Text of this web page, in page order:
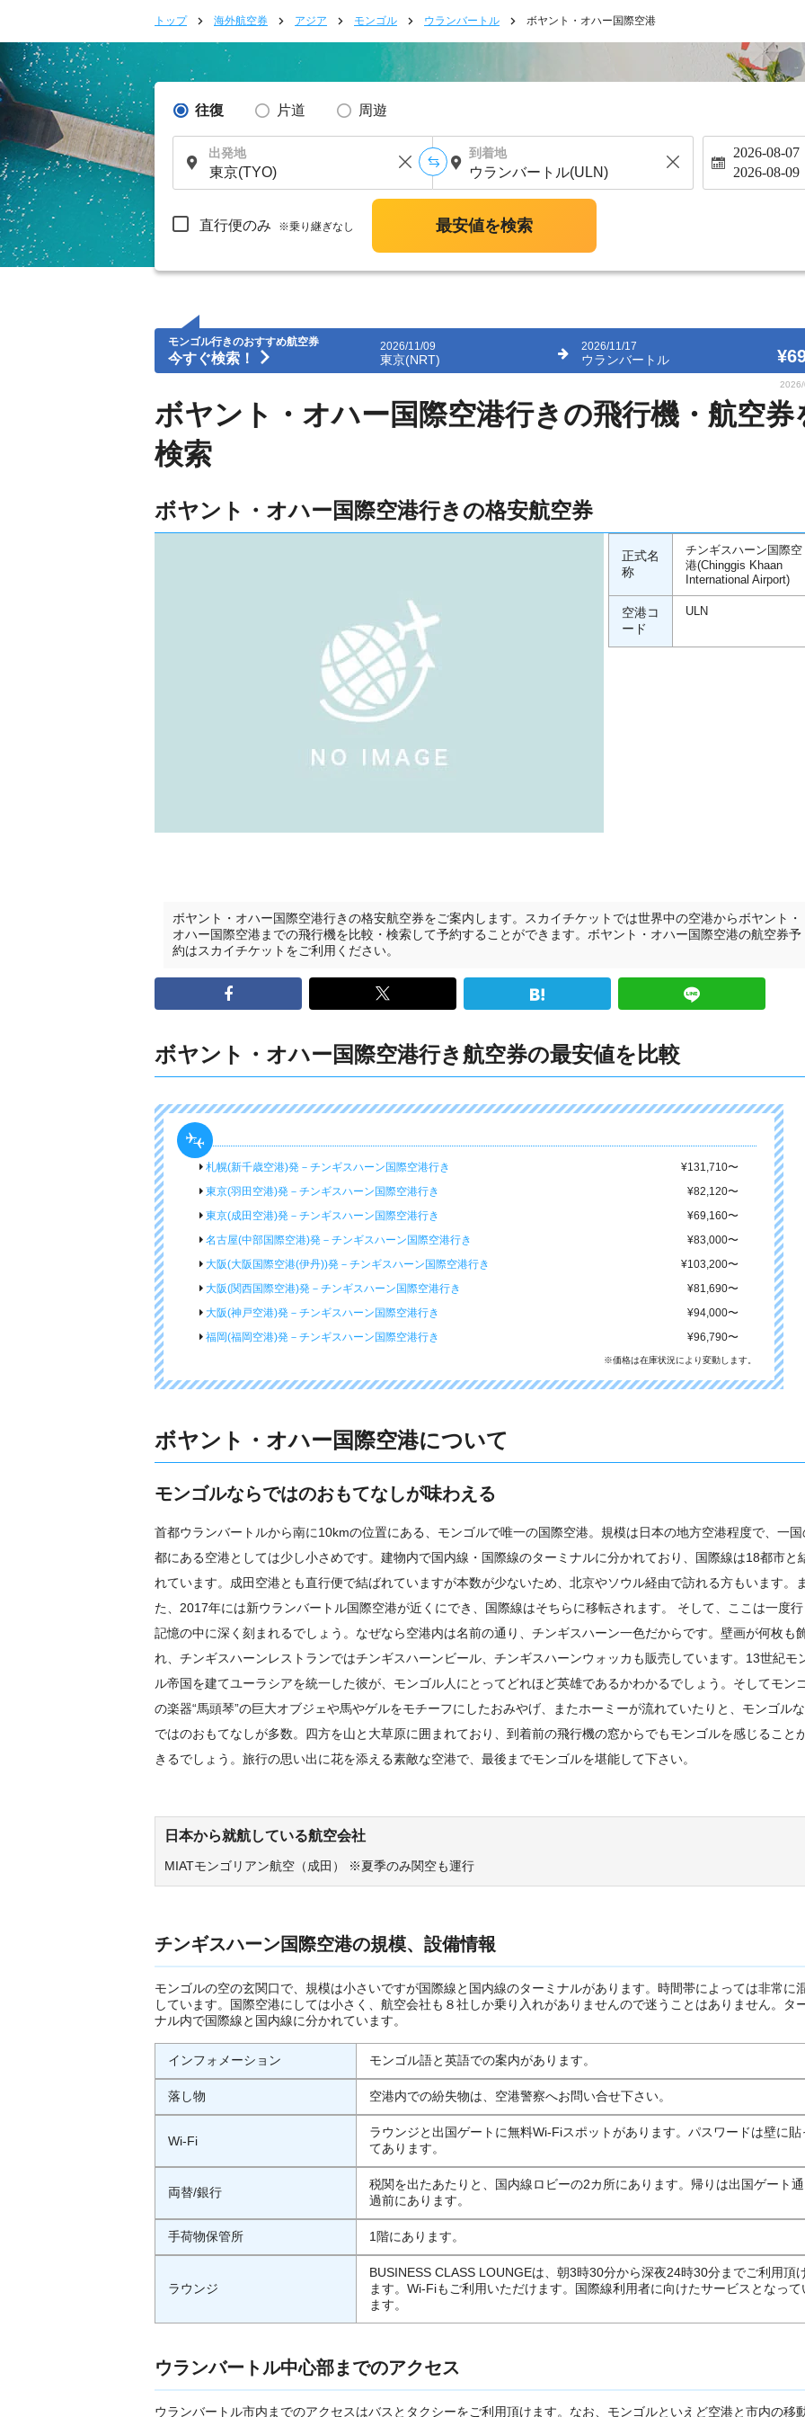
トップ 海外航空券 アジア モンゴル ウランバートル ボヤント・オハー国際空港
往復 片道 周遊
出発地 到着地 2026-08-07
2026-08-09
直行便のみ ※乗り継ぎなし 最安値を検索
モンゴル行きのおすすめ航空券
今すぐ検索！
2026/11/09
東京(NRT)
2026/11/17
ウランバートル
ボヤント・オハー国際空港行きの飛行機・航空券
検索
ボヤント・オハー国際空港行きの格安航空券
正式名
称
チンギスハーン国際空
港(Chinggis Khaan
International Airport)
空港コ
ード
ULN
ボヤント・オハー国際空港行きの格安航空券をご案内します。スカイチケットでは世界中の空港からボヤント・
オハー国際空港までの飛行機を比較・検索して予約することができます。ボヤント・オハー国際空港の航空券予
約はスカイチケットをご利用ください。
ボヤント・オハー国際空港行き航空券の最安値を比較
札幌(新千歳空港)発－チンギスハーン国際空港行き ¥131,710〜
東京(羽田空港)発－チンギスハーン国際空港行き
¥82,120〜
東京(成田空港)発－チンギスハーン国際空港行き
¥69,160〜
名古屋(中部国際空港)発－チンギスハーン国際空港行き
¥83,000〜
大阪(大阪国際空港(伊丹))発－チンギスハーン国際空港行き
¥103,200〜
大阪(関西国際空港)発－チンギスハーン国際空港行き
¥81,690〜
大阪(神戸空港)発－チンギスハーン国際空港行き
¥94,000〜
福岡(福岡空港)発－チンギスハーン国際空港行き
¥96,790〜
※価格は在庫状況により変動します。
ボヤント・オハー国際空港について
モンゴルならではのおもてなしが味わえる
首都ウランバートルから南に10kmの位置にある、モンゴルで唯一の国際空港。規模は日本の地方空港程度で、一国
都にある空港としては少し小さめです。建物内で国内線・国際線のターミナルに分かれており、国際線は18都市と
れています。成田空港とも直行便で結ばれていますが本数が少ないため、北京やソウル経由で訪れる方もいます。ま
た、2017年には新ウランバートル国際空港が近くにでき、国際線はそちらに移転されます。 そして、ここは一度行
記憶の中に深く刻まれるでしょう。なぜなら空港内は名前の通り、チンギスハーン一色だからです。壁画が何枚も
れ、チンギスハーンレストランではチンギスハーンビール、チンギスハーンウォッカも販売しています。13世紀モ
ル帝国を建てユーラシアを統一した彼が、モンゴル人にとってどれほど英雄であるかわかるでしょう。そしてモン
の楽器“馬頭琴”の巨大オブジェや馬やゲルをモチーフにしたおみやげ、またホーミーが流れていたりと、モンゴル
ではのおもてなしが多数。四方を山と大草原に囲まれており、到着前の飛行機の窓からでもモンゴルを感じること
きるでしょう。旅行の思い出に花を添える素敵な空港で、最後までモンゴルを堪能して下さい。
日本から就航している航空会社
MIATモンゴリアン航空（成田） ※夏季のみ関空も運行
チンギスハーン国際空港の規模、設備情報
モンゴルの空の玄関口で、規模は小さいですが国際線と国内線のターミナルがあります。時間帯によっては非常に
しています。国際空港にしては小さく、航空会社も８社しか乗り入れがありませんので迷うことはありません。タ
ナル内で国際線と国内線に分かれています。
インフォメーション モンゴル語と英語での案内があります。
落し物 空港内での紛失物は、空港警察へお問い合せ下さい。
Wi-Fi
ラウンジと出国ゲートに無料Wi-Fiスポットがあります。パスワードは壁に貼
てあります。
両替/銀行
税関を出たあたりと、国内線ロビーの2カ所にあります。帰りは出国ゲート通
過前にあります。
手荷物保管所 1階にあります。
ラウンジ
BUSINESS CLASS LOUNGEは、朝3時30分から深夜24時30分までご利用頂
ます。Wi-Fiもご利用いただけます。国際線利用者に向けたサービスとなって
ます。
ウランバートル中心部までのアクセス
ウランバートル市内までのアクセスはバスとタクシーをご利用頂けます。なお、モンゴルといえど空港と市内の移